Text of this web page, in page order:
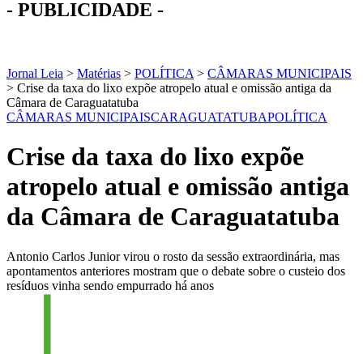
- PUBLICIDADE -
Jornal Leia > Matérias > POLÍTICA > CÂMARAS MUNICIPAIS
> Crise da taxa do lixo expõe atropelo atual e omissão antiga da
Câmara de Caraguatatuba
CÂMARAS MUNICIPAISCARAGUATATUBAPOLÍTICA
Crise da taxa do lixo expõe
atropelo atual e omissão antiga
da Câmara de Caraguatatuba
Antonio Carlos Junior virou o rosto da sessão extraordinária, mas
apontamentos anteriores mostram que o debate sobre o custeio dos
resíduos vinha sendo empurrado há anos